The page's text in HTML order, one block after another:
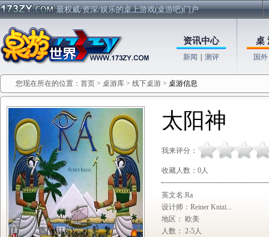
最权威/资深/娱乐的桌上游戏(桌游吧)门户
资讯中心
新闻 测评
桌
国外
您现在所在的位置： 首页 > 桌游库 > 线下桌游 > 桌游信息
太阳神
我来评分：
收藏人数： 0人
英文名:Ra
设计师：Reiner Knizi...
地区： 欧美
人数： 2-5人